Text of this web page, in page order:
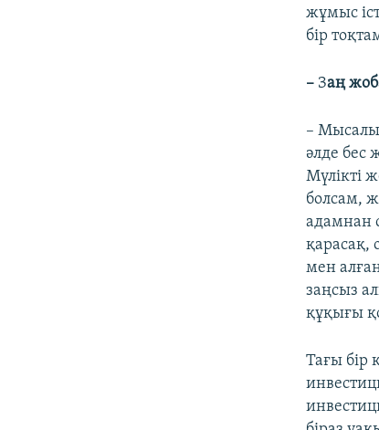
жұмыс
бір
– Заң
–
әлде бес
Мүлікті
болсам,
адамнан
қарасақ,
мен
заңсыз
құқығы
Тағы бір